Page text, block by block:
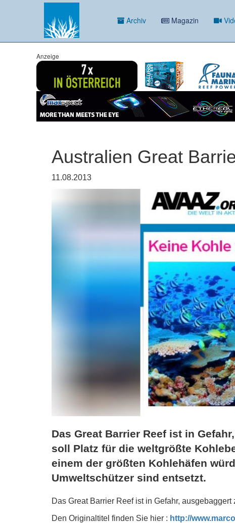
Archiv Magazin
Anzeige
Australien Great
11.08.2013
Das Great Barrier Reef ist in
soll Platz für die weltgrößte
einem der größten Kohlehäfen
Umweltschützer sind entsetzt.
Das Great Barrier Reef ist in Gefahr, ausgebaggert
Den Originaltitel finden Sie hier : http://